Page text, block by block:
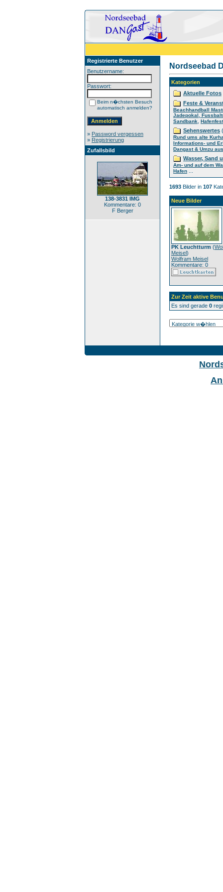
Registrierte Benutzer
Benutzername:
Passwort:
Beim n�chsten Besuch
automatisch anmelden?
» Password vergessen
» Registrierung
Zufallsbild
138-3831 IMG
Kommentare: 0
F Berger
Nordseebad
Kategorien
Aktuelle Fotos
Feste &
Beachhandball
Jadepokal,
Sandbank
Sehenswertes
Rund ums alte
Informations- und
Dangast & Umzu
Wasser, Sand
Am- und auf dem
Hafen
1693 Bilder in 107
Neue Bilder
PK Leuchtturm (
Meisel)
Wolfram Meisel
Kommentare: 0
Zur Zeit aktive
Es sind gerade 0